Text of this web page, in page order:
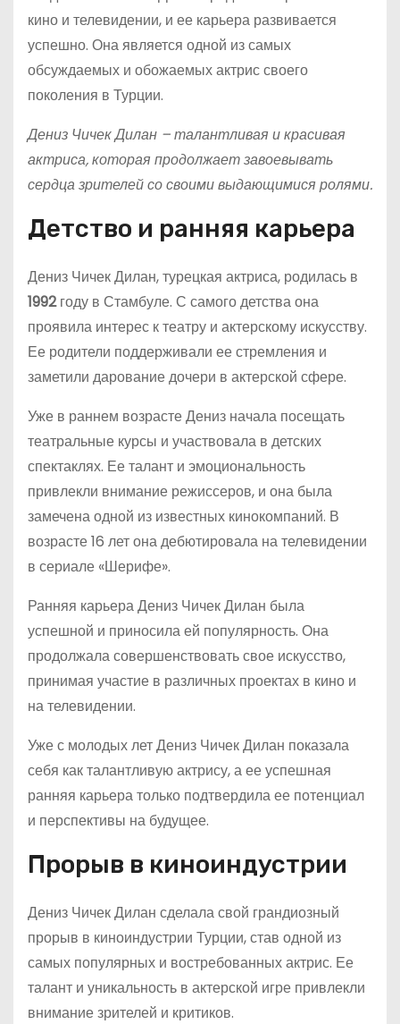
кино и телевидении, и ее карьера развивается
успешно. Она является одной из самых
обсуждаемых и обожаемых актрис своего
поколения в Турции.
Дениз Чичек Дилан – талантливая и красивая
актриса, которая продолжает завоевывать
сердца зрителей со своими выдающимися ролями.
Детство и ранняя карьера
Дениз Чичек Дилан, турецкая актриса, родилась в
1992году в Стамбуле. С самого детства она
проявила интерес к театру и актерскому искусству.
Ее родители поддерживали ее стремления и
заметили дарование дочери в актерской сфере.
Уже в раннем возрасте Дениз начала посещать
театральные курсы и участвовала в детских
спектаклях. Ее талант и эмоциональность
привлекли внимание режиссеров, и она была
замечена одной из известных кинокомпаний. В
возрасте 16 лет она дебютировала на телевидении
в сериале «Шерифе».
Ранняя карьера Дениз Чичек Дилан была
успешной и приносила ей популярность. Она
продолжала совершенствовать свое искусство,
принимая участие в различных проектах в кино и
на телевидении.
Уже с молодых лет Дениз Чичек Дилан показала
себя как талантливую актрису, а ее успешная
ранняя карьера только подтвердила ее потенциал
и перспективы на будущее.
Прорыв в киноиндустрии
Дениз Чичек Дилан сделала свой грандиозный
прорыв в киноиндустрии Турции, став одной из
самых популярных и востребованных актрис. Ее
талант и уникальность в актерской игре привлекли
внимание зрителей и критиков.